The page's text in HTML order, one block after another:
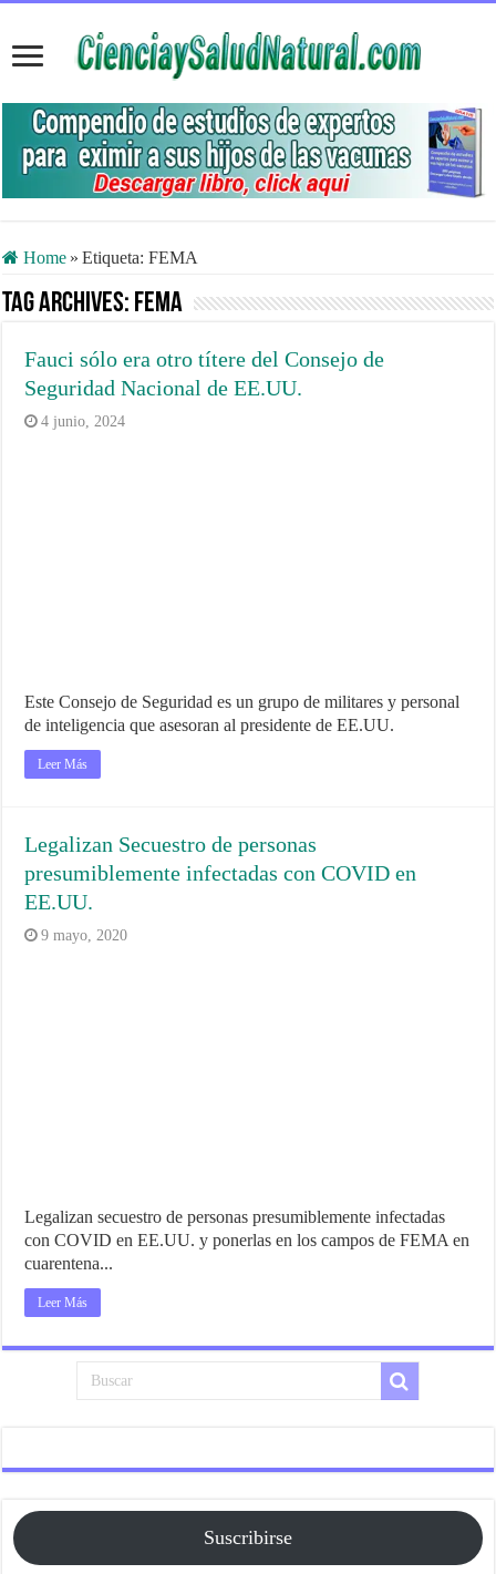
Home » Etiqueta:FEMA
Tag Archives: FEMA
Fauci sólo era otro títere del Consejo de
Seguridad Nacional de EE.UU.
4 junio, 2024
Este Consejo de Seguridad es un grupo de militares y personal
de inteligencia que asesoran al presidente de EE.UU.
Leer Más
Legalizan Secuestro de personas
presumiblemente infectadas con COVID en
EE.UU.
9 mayo, 2020
Legalizan secuestro de personas presumiblemente infectadas
con COVID en EE.UU. y ponerlas en los campos de FEMA en
cuarentena...
Leer Más
Suscribirse